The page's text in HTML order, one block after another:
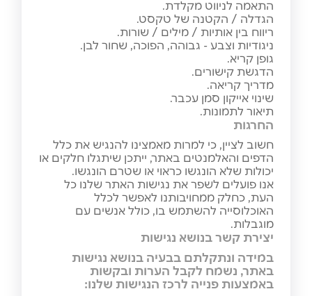
התאמה לניווט מקלדת.
הגדלה / הקטנה של טקסט.
ריווח בין אותיות / מילים / שורות.
ניגודיות וצבע - גבוהה, הפוכה, שחור לבן.
גופן קריא.
הדגשת קישורים.
מדריך קריאה.
שינוי אייקון סמן עכבר.
תיאור לתמונות.
החרגות
חשוב לציין, כי למרות מאמצינו להנגיש את כלל
הדפים והאלמנטים באתר, ייתכן שיתגלו חלקים או
יכולות שלא הונגשו כראוי או שטרם הונגשו.
אנו פועלים לשפר את נגישות האתר שלנו כל
העת, כחלק ממחויבותנו לאפשר לכלל
האוכלוסייה להשתמש בו, כולל אנשים עם
מוגבלות.
יצירת קשר בנושא נגישות
במידה ונתקלתם בבעיה בנושא נגישות
באתר, נשמח לקבל הערות ובקשות
באמצעות פנייה לרכז הנגישות שלנו: